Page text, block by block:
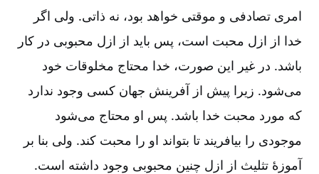
امری تصادفی و موقتی خواهد بود، نه ذاتی. ولی اگر
خدا از ازل محبت است، پس باید از ازل محبوبی در کار
باشد. در غیر این صورت، خدا محتاج مخلوقات خود
می‌شود. زیرا پیش از آفرینش جهان کسی وجود ندارد
که مورد محبت خدا باشد. پس او محتاج می‌شود
موجودی را بیافریند تا بتواند او را محبت کند. ولی بنا بر
آموزۀ تثلیث از ازل چنین محبوبی وجود داشته است.